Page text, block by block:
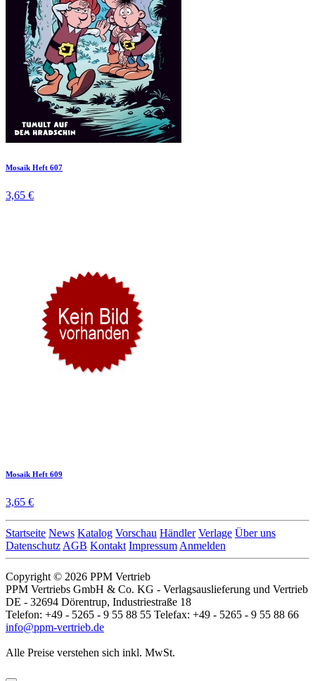
Mosaik Heft 607
3,65 €
Mosaik Heft 609
3,65 €
Startseite News Katalog Vorschau Händler Verlage Über uns
Datenschutz AGB Kontakt Impressum Anmelden
Copyright © 2026 PPM Vertrieb
PPM Vertriebs GmbH & Co. KG - Verlagsauslieferung und Vertrieb
DE - 32694 Dörentrup, Industriestraße 18
Telefon: +49 - 5265 - 9 55 88 55 Telefax: +49 - 5265 - 9 55 88 66
info@ppm-vertrieb.de
Alle Preise verstehen sich inkl. MwSt.